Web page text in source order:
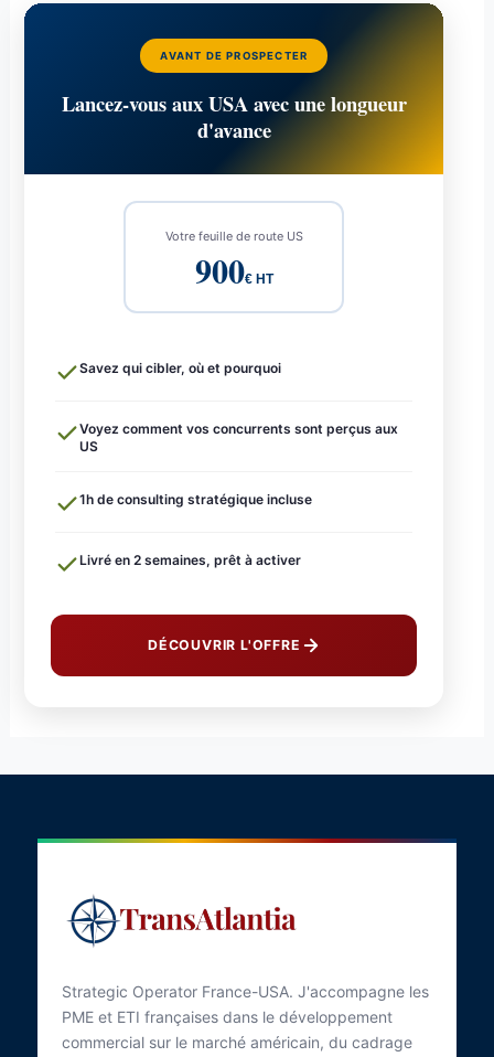
AVANT DE PROSPECTER
Lancez-vous aux USA avec une longueur
d'avance
Votre feuille de route US
900€ HT
Savez qui cibler, où et pourquoi
Voyez comment vos concurrents sont perçus aux
US
1h de consulting stratégique incluse
Livré en 2 semaines, prêt à activer
DÉCOUVRIR L'OFFRE
Strategic Operator France-USA. J'accompagne les
PME et ETI françaises dans le développement
commercial sur le marché américain, du cadrage